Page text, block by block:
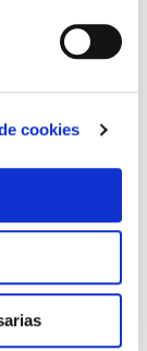
cookies
calida 900lm